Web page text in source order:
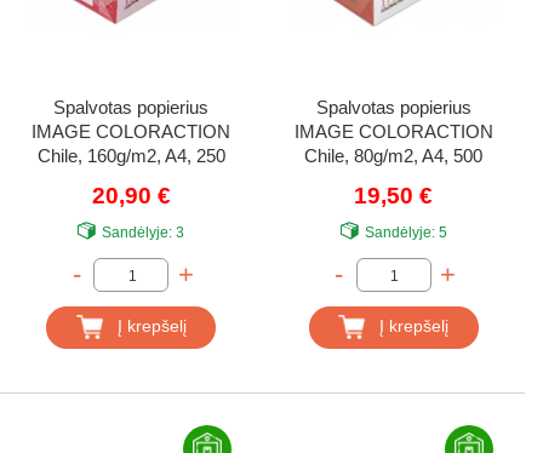
Spalvotas popierius
IMAGE COLORACTION
Chile, 160g/m2, A4, 250
(Deep Red)
20,90 €
Sandėlyje: 3
- +
Į krepšelį
Spalvotas popierius
IMAGE COLORACTION
Chile, 80g/m2, A4, 500
(Coral Red)
19,50 €
Sandėlyje:5
- +
Į krepšelį